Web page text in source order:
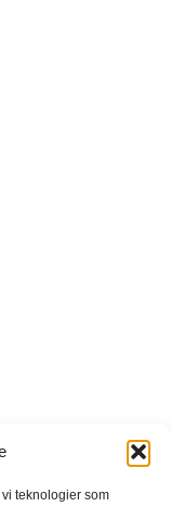
teknologier som